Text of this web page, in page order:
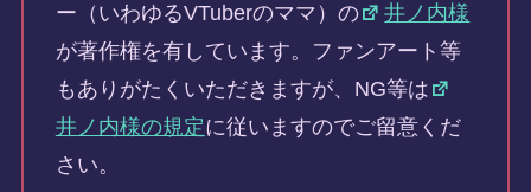
ー（いわゆるVTuberのママ）の
井ノ内様
が著作権を有しています。ファンアート等
もありがたくいただきますが、NG等は
井ノ内様の規定に従いますのでご留意くだ
さい。